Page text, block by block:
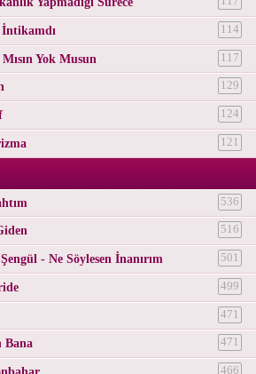
114
Yok Musun 117
129
124
121
536
516
- Ne Söylesen İnanırım 501
499
471
Bana 471
466